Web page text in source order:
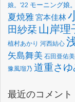
娘。'22 モーニング娘
夏焼雅宮本佳林
田紗栞 山岸理
植村あかり 河西結心
矢島舞美 石田亜佑美
豫風瑠乃 道重さゆ
最近のコメント